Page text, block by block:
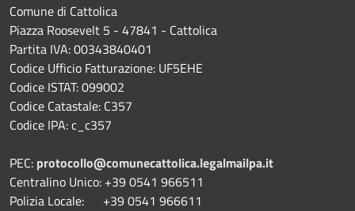
Comune di Cattolica
Piazza Roosevelt 5 - 47841 - Cattolica
Partita IVA: 00343840401
Codice Ufficio Fatturazione: UF5EHE
Codice ISTAT: 099002
Codice Catastale: C357
Codice IPA: c_c357
PEC: protocollo@comunecattolica.legalmailpa.it
Centralino Unico: +39 0541 966511
Polizia Locale: +39 0541 966611